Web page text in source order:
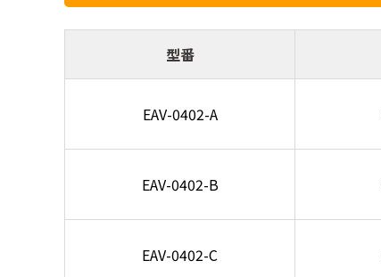
型番
EAV-0402-A
EAV-0402-B
EAV-0402-C